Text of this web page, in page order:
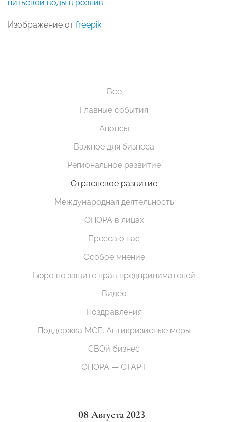
питьевой воды в розлив
Изображение от freepik
Все
Главные события
Анонсы
Важное для бизнеса
Региональное развитие
Отраслевое развитие
Международная деятельность
ОПОРА в лицах
Пресса о нас
Особое мнение
Бюро по защите прав предпринимателей
Видео
Поздравления
Поддержка МСП. Антикризисные меры
СВОй бизнес
ОПОРА — СТАРТ
08 Августа 2023